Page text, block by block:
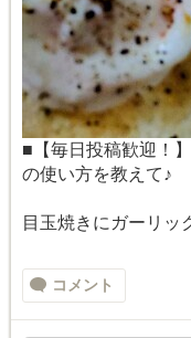
■【毎日投稿歓迎！
の使い方を教えて♪
目玉焼きにガーリッ
コメント